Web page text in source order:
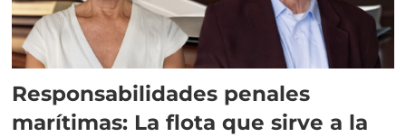
Responsabilidades penales
marítimas: La flota que sirve a la